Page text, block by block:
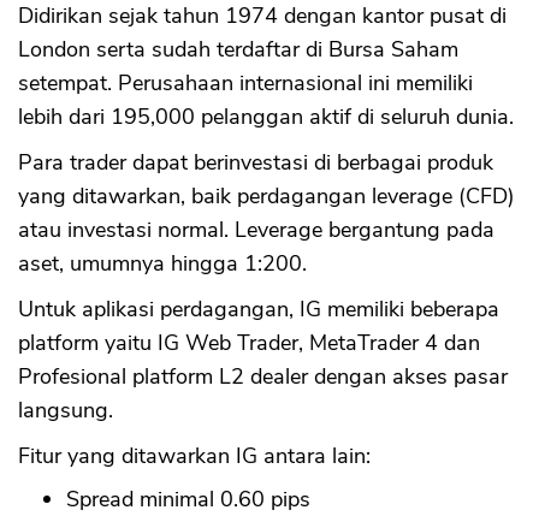
Didirikan sejak tahun 1974 dengan kantor pusat di
London serta sudah terdaftar di Bursa Saham
setempat. Perusahaan internasional ini memiliki
lebih dari 195,000 pelanggan aktif di seluruh dunia.
Para trader dapat berinvestasi di berbagai produk
yang ditawarkan, baik perdagangan leverage (CFD)
atau investasi normal. Leverage bergantung pada
aset, umumnya hingga 1:200.
Untuk aplikasi perdagangan, IG memiliki beberapa
platform yaitu IG Web Trader, MetaTrader 4 dan
Profesional platform L2 dealer dengan akses pasar
langsung.
Fitur yang ditawarkan IG antara lain:
Spread minimal 0.60 pips